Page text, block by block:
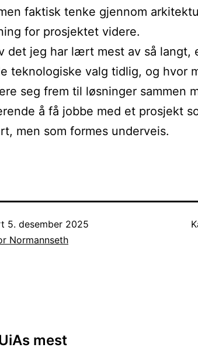
faktisk tenke gjennom
for prosjektet videre.
det jeg har lært mest av så langt,
teknologiske valg tidlig, og hvor
seg frem til løsninger sammen
å få jobbe med et prosjekt
men som formes underveis.
5. desember 2025
Normannseth
mest